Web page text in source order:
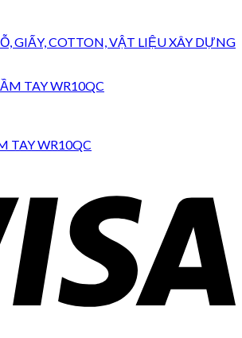
GIẤY, COTTON, VẬT LIỆU XÂY DỰNG
TAY WR10QC